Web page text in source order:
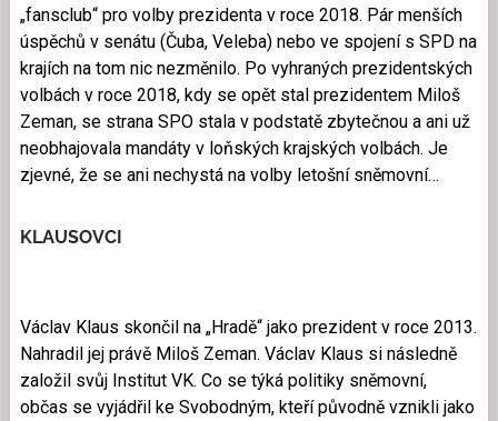
„fansclub“ pro volby prezidenta v roce 2018. Pár menších
úspěchů v senátu (Čuba, Veleba) nebo ve spojení s SPD na
krajích na tom nic nezměnilo. Po vyhraných prezidentských
volbách v roce 2018, kdy se opět stal prezidentem Miloš
Zeman, se strana SPO stala v podstatě zbytečnou a ani už
neobhajovala mandáty v loňských krajských volbách. Je
zjevné, že se ani nechystá na volby letošní sněmovní…
KLAUSOVCI
Václav Klaus skončil na „Hradě“ jako prezident v roce 2013.
Nahradil jej právě Miloš Zeman. Václav Klaus si následně
založil svůj Institut VK. Co se týká politiky sněmovní,
občas se vyjádřil ke Svobodným, kteří původně vznikli jako